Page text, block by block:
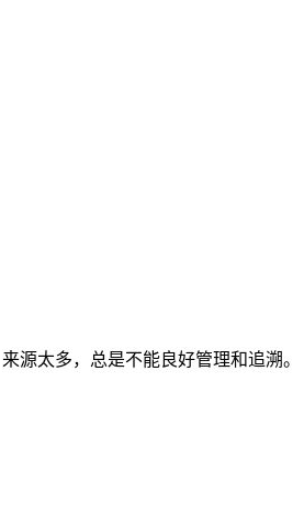
源太多，总是不能良好管理和追溯。